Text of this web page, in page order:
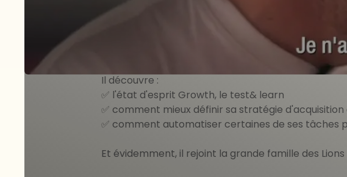
Après quelques mois, il avait besoin d'un coup de
de son entreprise de manière durable et rapide !
Il participe alors à notre formation Growth en juin
Il découvre :
✅ l'état d'esprit Growth, le test& learn
✅ comment mieux définir sa stratégie
✅ comment automatiser certaines de ses
Et évidemment, il rejoint la grande famille des